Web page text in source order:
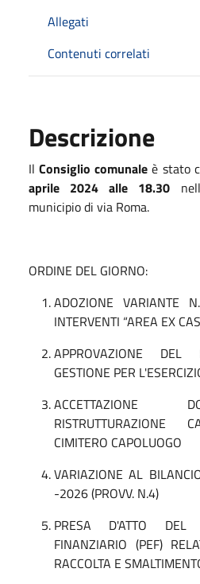
Allegati
Contenuti correlati
Descrizione
IlConsiglio comunale è stato
aprile 2024 alle 18.30
municipio di via Roma.
ORDINE DEL GIORNO:
ADOZIONE VARIANTE
INTERVENTI “AREA EX
APPROVAZIONE DEL
GESTIONE PER
ACCETTAZIONE
RISTRUTTURAZIONE
CIMITERO CAPOLUOGO
VARIAZIONE AL
-2026 (PROVV. N.4)
PRESA D'ATTO DEL
FINANZIARIO (PEF)
RACCOLTA E